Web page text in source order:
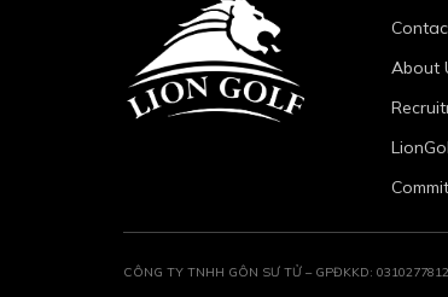
About
CÔNG TY TNHH GÔN SƯ TỬ – GPĐKKD: